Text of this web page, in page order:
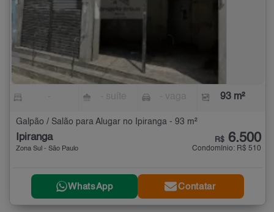
93 m²
Galpão / Salão para Alugar no Ipiranga - 93 m²
Ipiranga
Zona Sul - São Paulo
R$ 6.500
Condomínio: R$ 510
WhatsApp Contatar